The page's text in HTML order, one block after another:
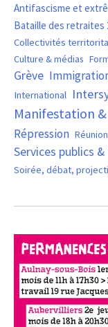
Antifascisme et
Bataille des retraites
Collectivités
Culture & médias
Grève
International
Manifestation
Répression
Services publics
Soirée, débat,